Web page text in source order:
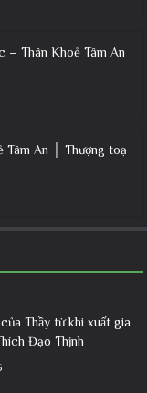
– Thân Khoẻ Tâm An
Tâm An │ Thượng toạ
Thầy từ khi xuất gia
Đạo Thịnh